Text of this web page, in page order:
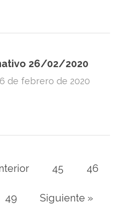
26/02/2020
de febrero de 2020
45 46
49 Siguiente »